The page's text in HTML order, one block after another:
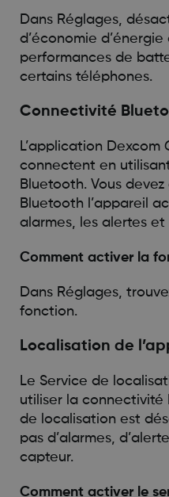
Dans Réglages,
d’économie d’énergie
performances de
certains téléphones.
Connectivité
L’application
connectent en
Bluetooth. Vous
Bluetooth l’appareil
alarmes, les alertes
Comment activer la
Dans Réglages,
fonction.
Localisation de
Le Service de
utiliser la connectivité
de localisation est
pas d’alarmes,
capteur.
Comment activer le